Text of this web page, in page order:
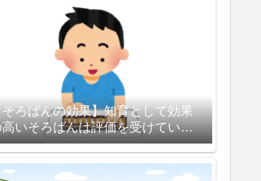
ろばんの効果】知育として効果
いそろばんは評価を受けている
の活性化】